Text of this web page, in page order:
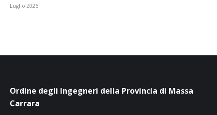
Luglio 2026
Ordine degli Ingegneri della Provincia di Massa
Carrara